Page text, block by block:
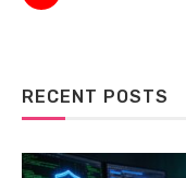
RECENT POSTS